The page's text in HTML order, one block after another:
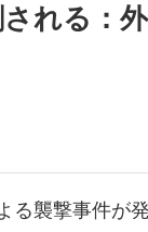
れる：
る襲撃事件が